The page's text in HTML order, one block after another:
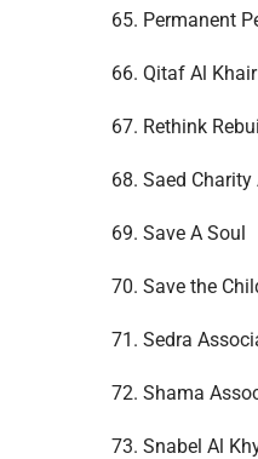
Permanent
Qitaf Al
Rethink
Saed
Save A Soul
Save the
Sedra
Shama
Snabel Al